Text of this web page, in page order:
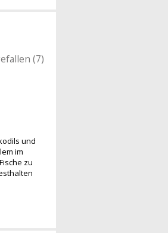
(7)
und
im
zu